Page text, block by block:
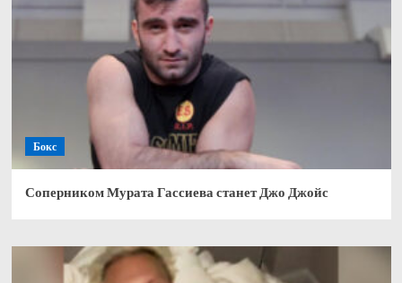
Бокс
Соперником Мурата Гассиева станет Джо Джойс